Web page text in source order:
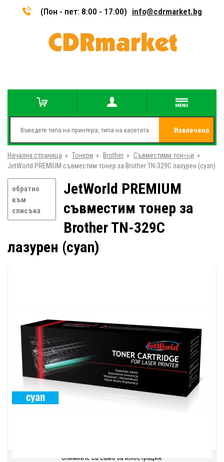
(Пон - пет: 8:00 - 17:00) info@cdrmarket.bg
Извлечено
от
Начална страница » Тонери » Brother » Съвместими тонери »
JetWorld PREMIUM съвместим тонер за Brother TN-329C лазурен (cyan)
обратно
към
списъка
JetWorld PREMIUM
съвместим тонер за
Brother TN-329C
лазурен (cyan)
Снимките са само за илюстрация.